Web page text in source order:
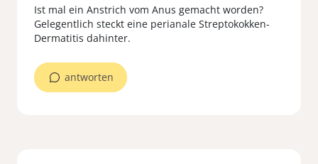
Ist mal ein Anstrich vom Anus gemacht worden?
Gelegentlich steckt eine perianale Streptokokken-
Dermatitis dahinter.
antworten